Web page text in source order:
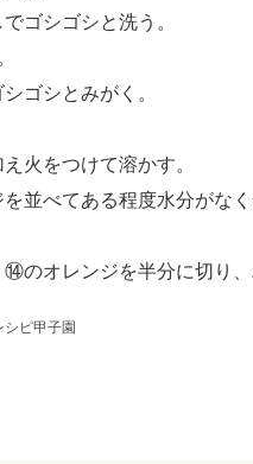
ゴシゴシと洗う。
ゴシとみがく。
火をつけて溶かす。
並べてある程度水分がなく
オレンジを半分に切り、
シピ甲子園